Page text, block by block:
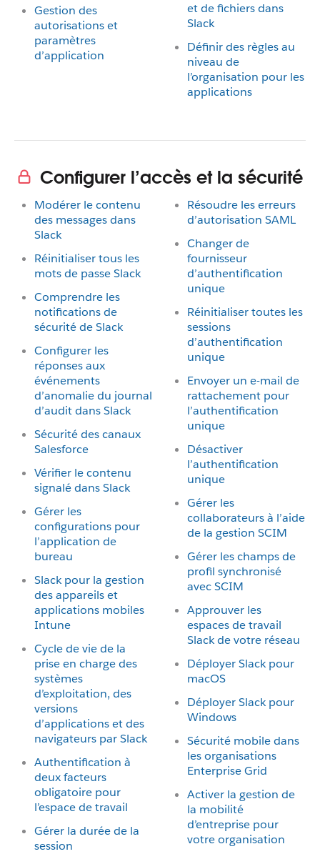
Gestion des
autorisations et
paramètres
d’application
et de fichiers dans
Slack
Définir des règles au
niveau de
l’organisation pour les
applications
Configurer l’accès et la sécurité
Modérer le contenu
des messages dans
Slack
Réinitialiser tous les
mots de passe Slack
Comprendre les
notifications de
sécurité de Slack
Configurer les
réponses aux
événements
d’anomalie du journal
d’audit dans Slack
Sécurité des canaux
Salesforce
Vérifier le contenu
signalé dans Slack
Gérer les
configurations pour
l’application de
bureau
Slack pour la gestion
des appareils et
applications mobiles
Intune
Cycle de vie de la
prise en charge des
systèmes
d’exploitation, des
versions
d’applications et des
navigateurs par Slack
Authentification à
deux facteurs
obligatoire pour
l’espace de travail
Gérer la durée de la
session
Résoudre les erreurs
d’autorisation SAML
Changer de
fournisseur
d’authentification
unique
Réinitialiser toutes les
sessions
d’authentification
unique
Envoyer un e-mail de
rattachement pour
l’authentification
unique
Désactiver
l’authentification
unique
Gérer les
collaborateurs à l’aide
de la gestion SCIM
Gérer les champs de
profil synchronisé
avec SCIM
Approuver les
espaces de travail
Slack de votre réseau
Déployer Slack pour
macOS
Déployer Slack pour
Windows
Sécurité mobile dans
les organisations
Enterprise Grid
Activer la gestion de
la mobilité
d’entreprise pour
votre organisation